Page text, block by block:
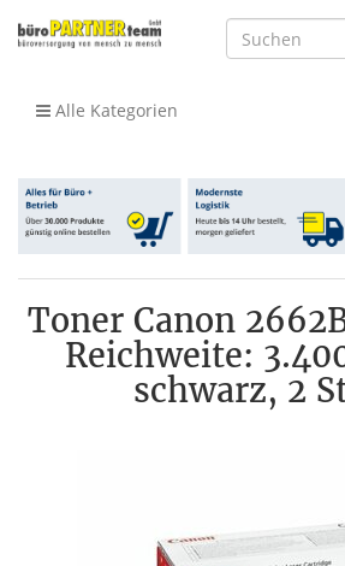
Alle Kategorien
Toner Canon
Reichweite:
schwarz, 2